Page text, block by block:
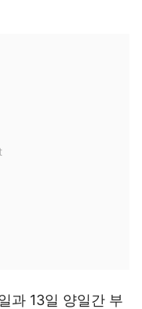
과 13일 양일간 부